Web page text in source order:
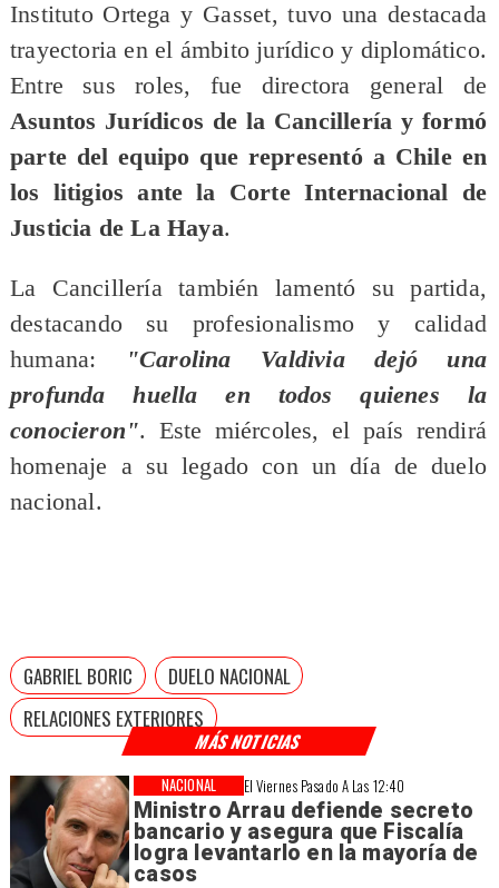
MÁS NOTICIAS
El Viernes Pasado A Las 12:40
Ministro Arrau defiende secreto
bancario y asegura que Fiscalía
logra levantarlo en la mayoría de
casos
NACIONAL
Instituto Ortega y Gasset, tuvo una destacada
trayectoria en el ámbito jurídico y diplomático.
Entre sus roles, fue directora general de
Asuntos Jurídicos de la Cancillería y formó
parte del equipo que representó a Chile en
los litigios ante la Corte Internacional de
Justicia de La Haya.
La Cancillería también lamentó su partida,
destacando su profesionalismo y calidad
humana: "Carolina Valdivia dejó una
profunda huella en todos quienes la
conocieron". Este miércoles, el país rendirá
homenaje a su legado con un día de duelo
nacional.
GABRIEL BORIC
DUELO NACIONAL
RELACIONES EXTERIORES